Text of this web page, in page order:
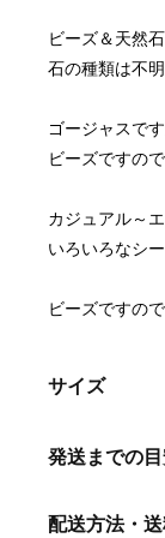
ビーズ＆天然石
石の種類は不
ゴージャスで
ビーズですの
カジュアル～
いろいろなシ
ビーズですの
サイズ
発送までの
配送方法・